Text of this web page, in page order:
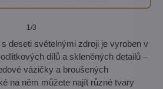
1/3
deseti světelnými zdroji je vyroben v
dílů a skleněných detailů –
vázičky a broušených
na něm můžete najít různé tvary